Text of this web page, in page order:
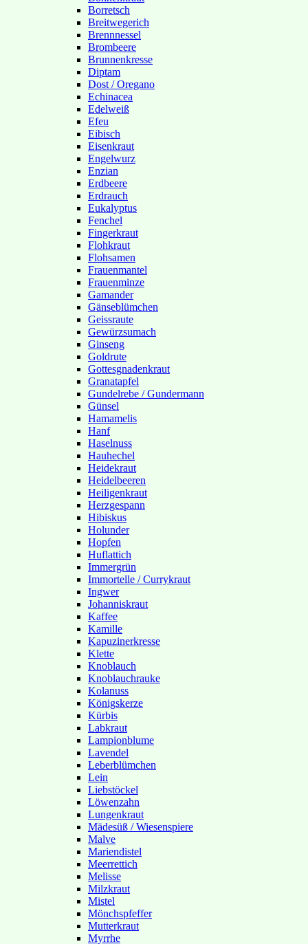
Borretsch
Breitwegerich
Brennnessel
Brombeere
Brunnenkresse
Diptam
Dost / Oregano
Echinacea
Edelweiß
Efeu
Eibisch
Eisenkraut
Engelwurz
Enzian
Erdbeere
Erdrauch
Eukalyptus
Fenchel
Fingerkraut
Flohkraut
Flohsamen
Frauenmantel
Frauenminze
Gamander
Gänseblümchen
Geissraute
Gewürzsumach
Ginseng
Goldrute
Gottesgnadenkraut
Granatapfel
Gundelrebe / Gundermann
Günsel
Hamamelis
Hanf
Haselnuss
Hauhechel
Heidekraut
Heidelbeeren
Heiligenkraut
Herzgespann
Hibiskus
Holunder
Hopfen
Huflattich
Immergrün
Immortelle / Currykraut
Ingwer
Johanniskraut
Kaffee
Kamille
Kapuzinerkresse
Klette
Knoblauch
Knoblauchrauke
Kolanuss
Königskerze
Kürbis
Labkraut
Lampionblume
Lavendel
Leberblümchen
Lein
Liebstöckel
Löwenzahn
Lungenkraut
Mädesüß / Wiesenspiere
Malve
Mariendistel
Meerrettich
Melisse
Milzkraut
Mistel
Mönchspfeffer
Mutterkraut
Myrrhe